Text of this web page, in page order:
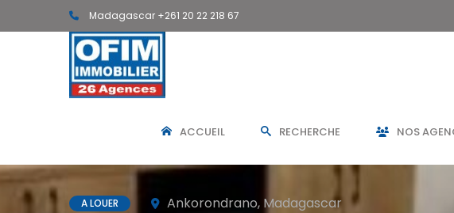
Madagascar +261 20 22 218 67
ACCUEIL RECHERCHE NOS
A LOUER Ankorondrano, Madagascar